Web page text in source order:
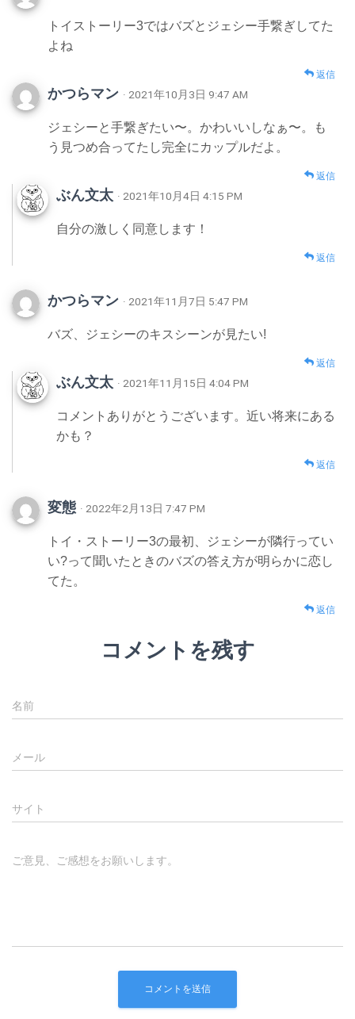
トイストーリー3ではバズとジェシー手繋ぎしてた
よね
返信
かつらマン · 2021年10月3日 9:47 AM
ジェシーと手繋ぎたい〜。かわいいしなぁ〜。も
う見つめ合ってたし完全にカップルだよ。
返信
ぶん文太 · 2021年10月4日 4:15 PM
自分の激しく同意します！
返信
かつらマン · 2021年11月7日 5:47 PM
バズ、ジェシーのキスシーンが見たい!
返信
ぶん文太 · 2021年11月15日 4:04 PM
コメントありがとうございます。近い将来にある
かも？
返信
変態 · 2022年2月13日 7:47 PM
トイ・ストーリー3の最初、ジェシーが隣行ってい
い?って聞いたときのバズの答え方が明らかに恋し
てた。
返信
コメントを残す
名前
メール
サイト
ご意見、ご感想をお願いします。